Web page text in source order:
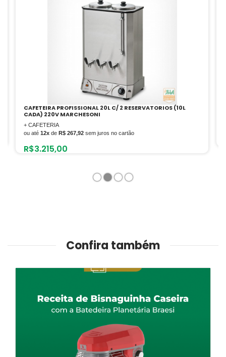
RECHAUD REDONDO BRINOX SAVOY 7 LITROS
+ RECHAUD
ou até11xde
1 2 3 4
Confira também